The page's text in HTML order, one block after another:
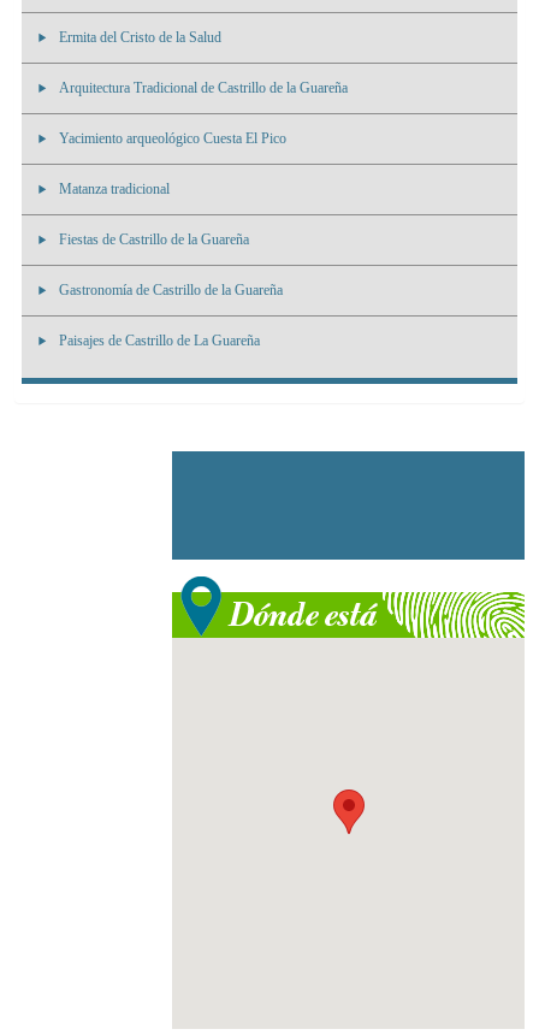
Ermita del Cristo de la Salud
Arquitectura Tradicional de Castrillo de la Guareña
Yacimiento arqueológico Cuesta El Pico
Matanza tradicional
Fiestas de Castrillo de la Guareña
Gastronomía de Castrillo de la Guareña
Paisajes de Castrillo de La Guareña